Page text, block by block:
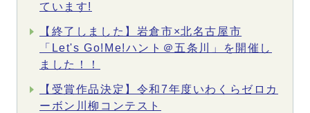
ています!
【終了しました】岩倉市×北名古屋市
「Let's Go!Me!ハント＠五条川」を開催し
ました！！
【受賞作品決定】令和7年度いわくらゼロカ
ーボン川柳コンテスト